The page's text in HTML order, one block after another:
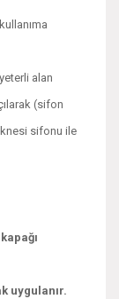
alan
(sifon
sifonu ile
uygulanır.